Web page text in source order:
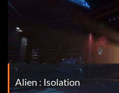
Expert en systèmes Seegson
Jeux de puissance Accès à 10
différents
Un véritable ingénieur
chaque objet artisanal
Alien : Isolation